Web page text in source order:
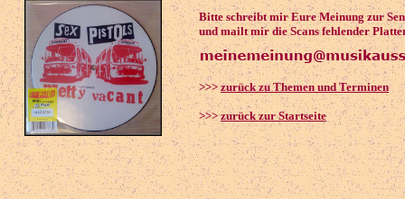
Bitte schreibt mir Eure Meinung zur
und mailt mir die Scans fehlender
>>>zurück zu Themen und Terminen
>>>zurück zur Startseite